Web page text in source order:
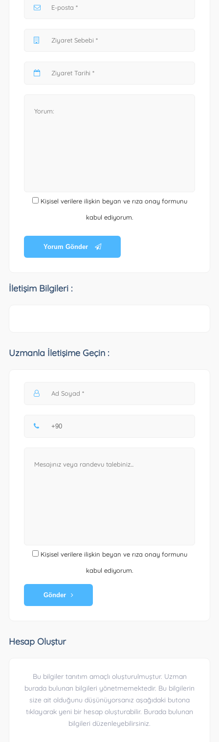
Kişisel verilere ilişkin beyan ve rıza onay formunu
kabul ediyorum.
Yorum Gönder
İletişim Bilgileri :
Uzmanla İletişime Geçin :
Kişisel verilere ilişkin beyan ve rıza onay formunu
kabul ediyorum.
Gönder
Hesap Oluştur
Bu bilgiler tanıtım amaçlı oluşturulmuştur. Uzman
burada bulunan bilgileri yönetmemektedir. Bu bilgilerin
size ait olduğunu düşünüyorsanız aşağıdaki butona
tıklayarak yeni bir hesap oluşturabilir. Burada bulunan
bilgileri düzenleyebilirsiniz.